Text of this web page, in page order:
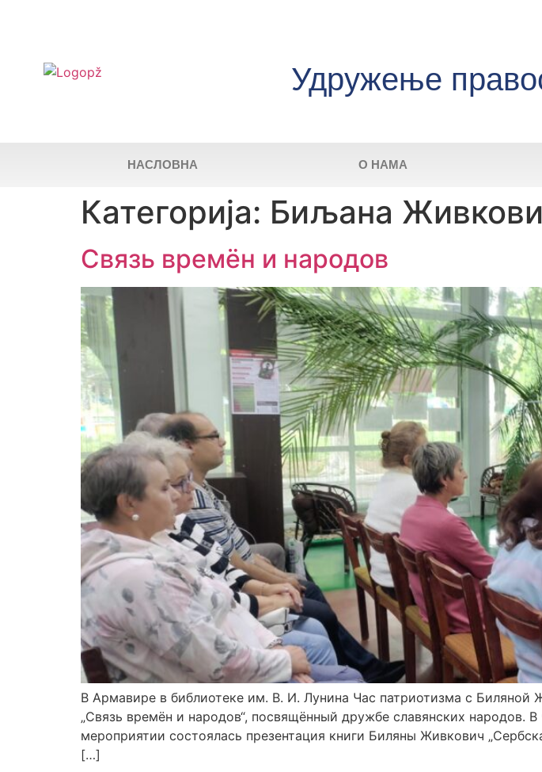
Удружење
НАСЛОВНА О НАМА
Категорија: Биљана
Связь времён и народов
В Армавире в библиотеке им. В. И. Лунина Час патриотизма с Биляной
„Связь времён и народов“, посвящённый дружбе славянских народов.
мероприятии состоялась презентация книги Биляны Живкович
[…]